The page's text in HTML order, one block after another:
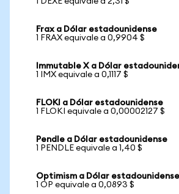
Frax a Dólar estadounidense
1 FRAX equivale a 0,9904 $
Immutable X a Dólar
1 IMX equivale a 0,1117 $
FLOKI a Dólar estadounidense
1 FLOKI equivale a 0,00002127 $
Pendle a Dólar estadounidense
1 PENDLE equivale a 1,40 $
Optimism a Dólar estadounidense
1 OP equivale a 0,0893 $